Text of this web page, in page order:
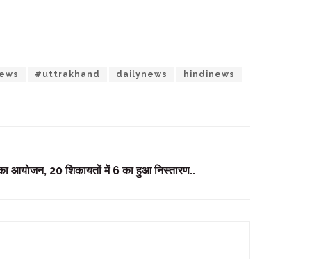
#uttrakhand dailynews hindinews
का आयोजन, 20 शिकायतों में 6 का हुआ निस्तारण..